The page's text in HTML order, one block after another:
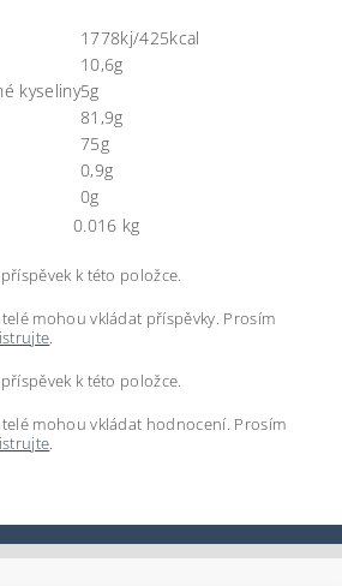
1778kj/425kcal
10,6g
kyseliny5g
81,9g
75g
0,9g
0g
0.016 kg
k této položce.
mohou vkládat příspěvky. Prosím
.
k této položce.
mohou vkládat hodnocení. Prosím
.